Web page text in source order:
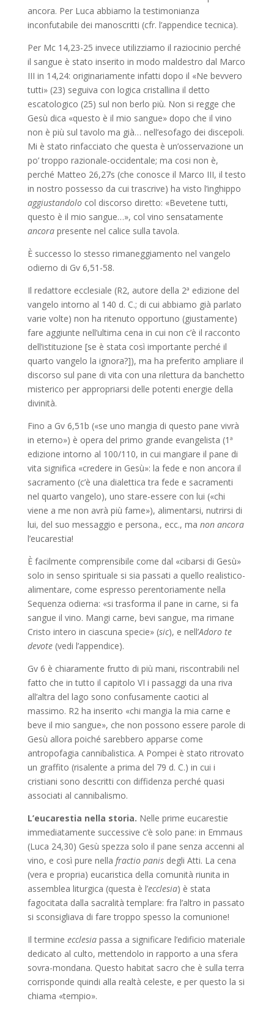
ancora. Per Luca abbiamo la testimonianza
inconfutabile dei manoscritti (cfr. l’appendice tecnica).
Per Mc 14,23-25 invece utilizziamo il raziocinio perché
il sangue è stato inserito in modo maldestro dal Marco
III in 14,24: originariamente infatti dopo il «Ne bevvero
tutti» (23) seguiva con logica cristallina il detto
escatologico (25) sul non berlo più. Non si regge che
Gesù dica «questo è il mio sangue» dopo che il vino
non è più sul tavolo ma già… nell’esofago dei discepoli.
Mi è stato rinfacciato che questa è un’osservazione un
po’ troppo razionale-occidentale; ma cosi non è,
perché Matteo 26,27s (che conosce il Marco III, il testo
in nostro possesso da cui trascrive) ha visto l’inghippo
aggiustandolocol discorso diretto: «Bevetene tutti,
questo è il mio sangue…», col vino sensatamente
ancorapresente nel calice sulla tavola.
È successo lo stesso rimaneggiamento nel vangelo
odierno di Gv 6,51-58.
Il redattore ecclesiale (R2, autore della 2ª edizione del
vangelo intorno al 140 d. C.; di cui abbiamo già parlato
varie volte) non ha ritenuto opportuno (giustamente)
fare aggiunte nell’ultima cena in cui non c’è il racconto
dell’istituzione [se è stata così importante perché il
quarto vangelo la ignora?]), ma ha preferito ampliare il
discorso sul pane di vita con una rilettura da banchetto
misterico per appropriarsi delle potenti energie della
divinità.
Fino a Gv 6,51b («se uno mangia di questo pane vivrà
in eterno») è opera del primo grande evangelista (1ª
edizione intorno al 100/110, in cui mangiare il pane di
vita significa «credere in Gesù»: la fede e non ancora il
sacramento (c’è una dialettica tra fede e sacramenti
nel quarto vangelo), uno stare-essere con lui («chi
viene a me non avrà più fame»), alimentarsi, nutrirsi di
lui, del suo messaggio e persona., ecc., ma non ancora
l’eucarestia!
È facilmente comprensibile come dal «cibarsi di Gesù»
solo in senso spirituale si sia passati a quello realistico-
alimentare, come espresso perentoriamente nella
Sequenza odierna: «si trasforma il pane in carne, si fa
sangue il vino. Mangi carne, bevi sangue, ma rimane
Cristo intero in ciascuna specie» (sic), e nell’Adoro te
devote(vedi l’appendice).
Gv 6 è chiaramente frutto di più mani, riscontrabili nel
fatto che in tutto il capitolo VI i passaggi da una riva
all’altra del lago sono confusamente caotici al
massimo. R2 ha inserito «chi mangia la mia carne e
beve il mio sangue», che non possono essere parole di
Gesù allora poiché sarebbero apparse come
antropofagia cannibalistica. A Pompei è stato ritrovato
un graffito (risalente a prima del 79 d. C.) in cui i
cristiani sono descritti con diffidenza perché quasi
associati al cannibalismo.
L’eucarestia nella storia. Nelle prime eucarestie
immediatamente successive c’è solo pane: in Emmaus
(Luca 24,30) Gesù spezza solo il pane senza accenni al
vino, e così pure nella fractio panisdegli Atti. La cena
(vera e propria) eucaristica della comunità riunita in
assemblea liturgica (questa è l’ecclesia) è stata
fagocitata dalla sacralità templare: fra l’altro in passato
si sconsigliava di fare troppo spesso la comunione!
Il termine ecclesiapassa a significare l’edificio materiale
dedicato al culto, mettendolo in rapporto a una sfera
sovra-mondana. Questo habitat sacro che è sulla terra
corrisponde quindi alla realtà celeste, e per questo la si
chiama «tempio».